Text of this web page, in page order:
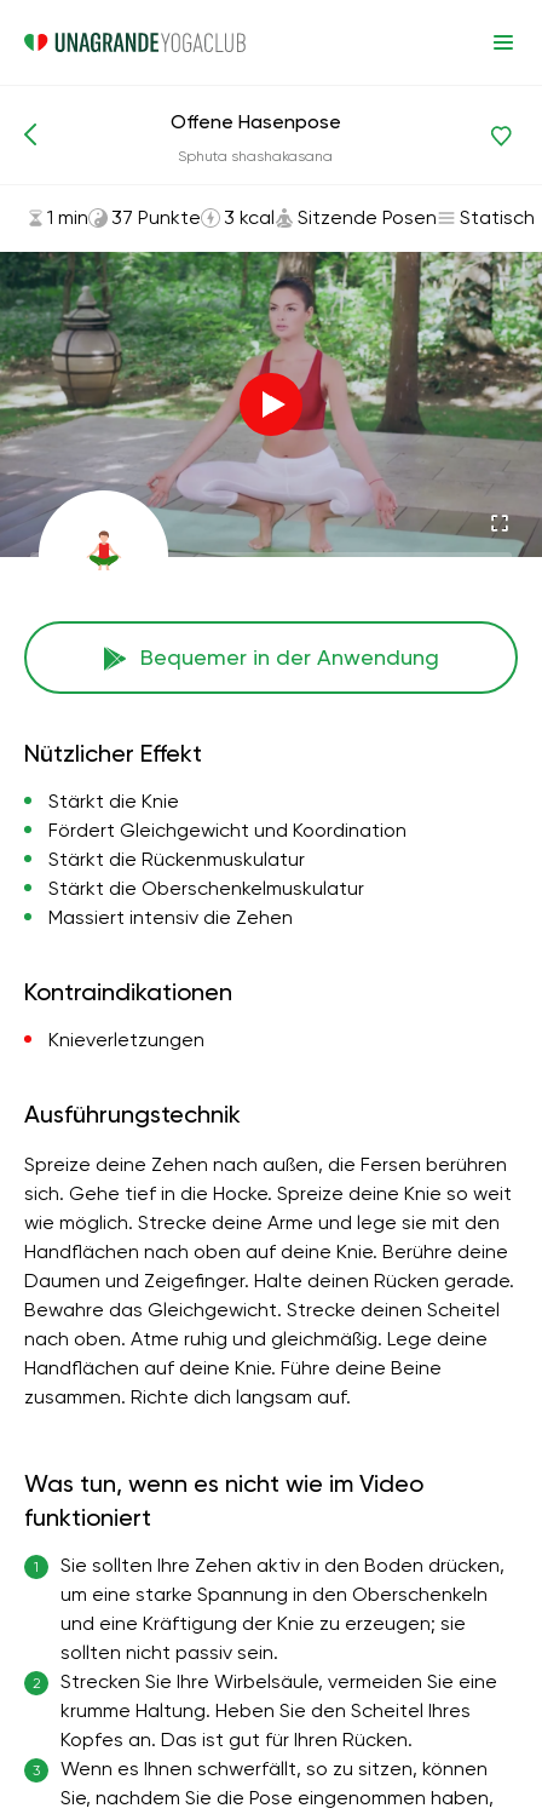
Asanas und Übungen Sitzende Posen
Offene Hasenpose
Sphuta shashakasana
1 min 37 Punkte 3 kcal Sitzende Posen Statisch
Bequemer in der Anwendung
Nützlicher Effekt
Stärkt die Knie
Fördert Gleichgewicht und Koordination
Stärkt die Rückenmuskulatur
Stärkt die Oberschenkelmuskulatur
Massiert intensiv die Zehen
Kontraindikationen
Knieverletzungen
Ausführungstechnik
Spreize deine Zehen nach außen, die Fersen berühren
sich. Gehe tief in die Hocke. Spreize deine Knie so weit
wie möglich. Strecke deine Arme und lege sie mit den
Handflächen nach oben auf deine Knie. Berühre deine
Daumen und Zeigefinger. Halte deinen Rücken gerade.
Bewahre das Gleichgewicht. Strecke deinen Scheitel
nach oben. Atme ruhig und gleichmäßig. Lege deine
Handflächen auf deine Knie. Führe deine Beine
zusammen. Richte dich langsam auf.
Was tun, wenn es nicht wie im Video
funktioniert
1
Sie sollten Ihre Zehen aktiv in den Boden drücken,
um eine starke Spannung in den Oberschenkeln
und eine Kräftigung der Knie zu erzeugen; sie
sollten nicht passiv sein.
2
Strecken Sie Ihre Wirbelsäule, vermeiden Sie eine
krumme Haltung. Heben Sie den Scheitel Ihres
Kopfes an. Das ist gut für Ihren Rücken.
3
Wenn es Ihnen schwerfällt, so zu sitzen, können
Sie, nachdem Sie die Pose eingenommen haben,